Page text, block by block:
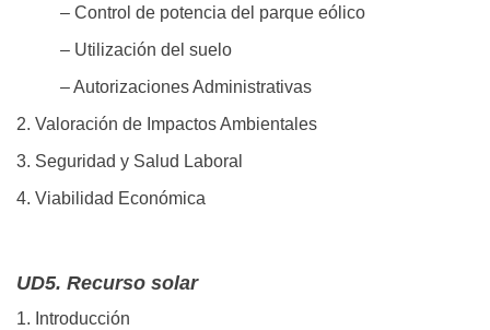
– Control de potencia del parque eólico
– Utilización del suelo
– Autorizaciones Administrativas
2. Valoración de Impactos Ambientales
3. Seguridad y Salud Laboral
4. Viabilidad Económica
UD5. Recurso solar
1. Introducción